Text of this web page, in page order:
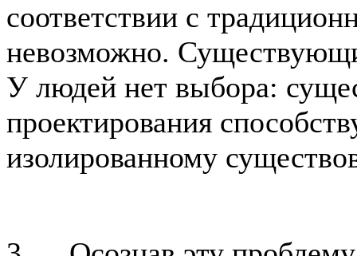
соответствии с
невозможно.
У людей нет выбора:
проектирования
изолированному